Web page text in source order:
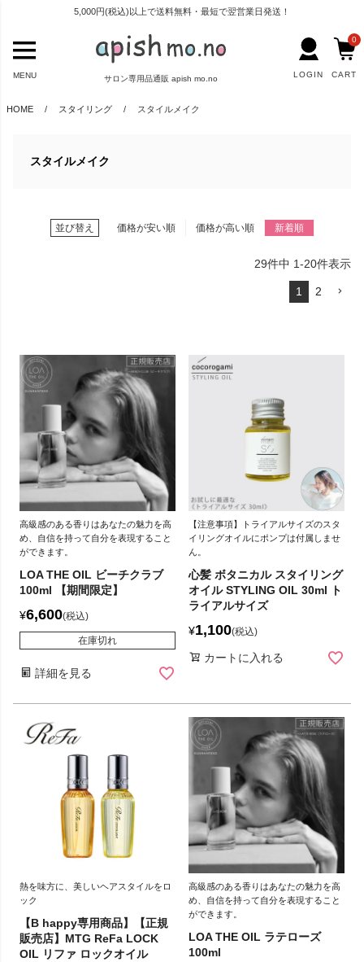
5,000円(税込)以上で送料無料・最短で翌営業日発送！
サロン専用品通販 apish mo.no
MENU LOGIN CART
0
HOME スタイリング スタイルメイク
スタイルメイク
並び替え 価格が安い順 価格が高い順 新着順
29件中 1-20件表示
1 2
高級感のある香りはあなたの魅力を高
め、自信を持って自分を表現すること
ができます。
LOA THE OIL ビーチクラブ
100ml 【期間限定】
¥6,600 税込
在庫切れ
詳細を見る
【注意事項】トライアルサイズのスタ
イリングオイルにポンプは付属しませ
ん。
心髪 ボタニカル スタイリング
オイル STYLING OIL 30ml ト
ライアルサイズ
¥1,100 税込
カートに入れる
熱を味方に、美しいヘアスタイルをロ
ック
【B happy専用商品】【正規
販売店】MTG ReFa LOCK
OIL リファ ロックオイル
高級感のある香りはあなたの魅力を高
め、自信を持って自分を表現すること
ができます。
LOA THE OIL ラテローズ
100ml